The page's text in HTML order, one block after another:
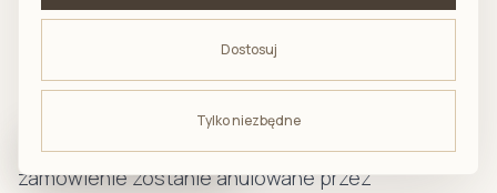
§ 10. REALIZACJA I WYSYŁKA ZAMÓWIENIA
zamówienie zostanie anulowane przez
Dostosuj
Tylko niezbędne